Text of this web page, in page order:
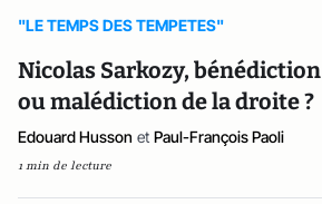
"LE TEMPS DES TEMPETES"
Nicolas Sarkozy, bénédiction
ou malédiction de la droite ?
Edouard Husson et Paul-François Paoli
1 min de lecture